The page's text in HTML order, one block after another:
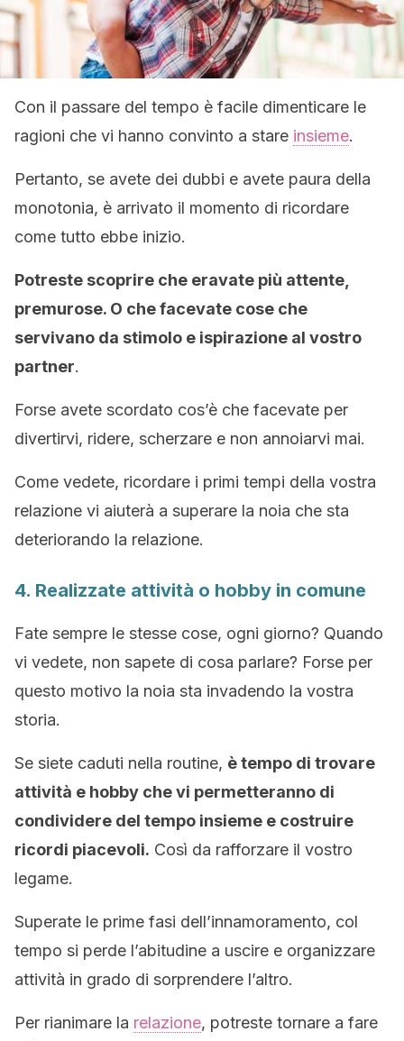
Con il passare del tempo è facile dimenticare le
ragioni che vi hanno convinto a stare insieme.
Pertanto, se avete dei dubbi e avete paura della
monotonia, è arrivato il momento di ricordare
come tutto ebbe inizio.
Potreste scoprire che eravate più attente,
premurose. O che facevate cose che
servivano da stimolo e ispirazione al vostro
partner.
Forse avete scordato cos’è che facevate per
divertirvi, ridere, scherzare e non annoiarvi mai.
Come vedete, ricordare i primi tempi della vostra
relazione vi aiuterà a superare la noia che sta
deteriorando la relazione.
4. Realizzate attività o hobby in comune
Fate sempre le stesse cose, ogni giorno? Quando
vi vedete, non sapete di cosa parlare? Forse per
questo motivo la noia sta invadendo la vostra
storia.
Se siete caduti nella routine, è tempo di trovare
attività e hobby che vi permetteranno di
condividere del tempo insieme e costruire
ricordi piacevoli. Così da rafforzare il vostro
legame.
Superate le prime fasi dell’innamoramento, col
tempo si perde l’abitudine a uscire e organizzare
attività in grado di sorprendere l’altro.
Per rianimare la relazione, potreste tornare a fare